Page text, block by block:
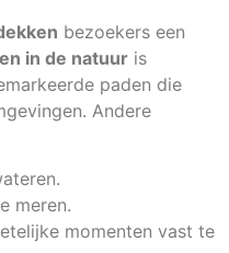
bezoekers een
in de natuur is
paden die
Andere
meren.
momenten vast te